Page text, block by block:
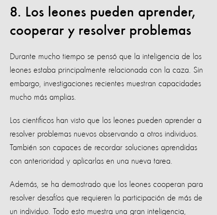
8. Los leones pueden aprender,
cooperar y resolver problemas
Durante mucho tiempo se pensó que la inteligencia de los
leones estaba principalmente relacionada con la caza. Sin
embargo, investigaciones recientes muestran capacidades
mucho más amplias.
Los científicos han visto que los leones pueden aprender a
resolver problemas nuevos observando a otros individuos.
También son capaces de recordar soluciones aprendidas
con anterioridad y aplicarlas en una nueva tarea.
Además, se ha demostrado que los leones cooperan para
resolver desafíos que requieren la participación de más de
un individuo. Todo esto muestra una gran inteligencia,